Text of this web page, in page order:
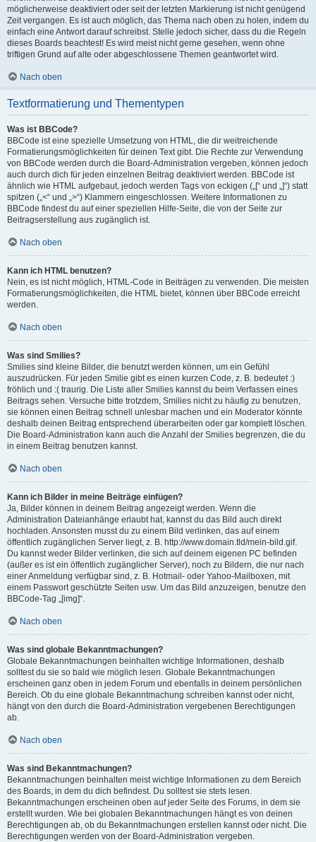
möglicherweise deaktiviert oder seit der letzten Markierung ist nicht genügend
Zeit vergangen. Es ist auch möglich, das Thema nach oben zu holen, indem du
einfach eine Antwort darauf schreibst. Stelle jedoch sicher, dass du die Regeln
dieses Boards beachtest! Es wird meist nicht gerne gesehen, wenn ohne
triftigen Grund auf alte oder abgeschlossene Themen geantwortet wird.
Nach oben
Textformatierung und Thementypen
Was ist BBCode?
BBCode ist eine spezielle Umsetzung von HTML, die dir weitreichende
Formatierungsmöglichkeiten für deinen Text gibt. Die Rechte zur Verwendung
von BBCode werden durch die Board-Administration vergeben, können jedoch
auch durch dich für jeden einzelnen Beitrag deaktiviert werden. BBCode ist
ähnlich wie HTML aufgebaut, jedoch werden Tags von eckigen („[“ und „]“) statt
spitzen („<“ und „>“) Klammern eingeschlossen. Weitere Informationen zu
BBCode findest du auf einer speziellen Hilfe-Seite, die von der Seite zur
Beitragserstellung aus zugänglich ist.
Nach oben
Kann ich HTML benutzen?
Nein, es ist nicht möglich, HTML-Code in Beiträgen zu verwenden. Die meisten
Formatierungsmöglichkeiten, die HTML bietet, können über BBCode erreicht
werden.
Nach oben
Was sind Smilies?
Smilies sind kleine Bilder, die benutzt werden können, um ein Gefühl
auszudrücken. Für jeden Smilie gibt es einen kurzen Code, z. B. bedeutet :)
fröhlich und :( traurig. Die Liste aller Smilies kannst du beim Verfassen eines
Beitrags sehen. Versuche bitte trotzdem, Smilies nicht zu häufig zu benutzen,
sie können einen Beitrag schnell unlesbar machen und ein Moderator könnte
deshalb deinen Beitrag entsprechend überarbeiten oder gar komplett löschen.
Die Board-Administration kann auch die Anzahl der Smilies begrenzen, die du
in einem Beitrag benutzen kannst.
Nach oben
Kann ich Bilder in meine Beiträge einfügen?
Ja, Bilder können in deinem Beitrag angezeigt werden. Wenn die
Administration Dateianhänge erlaubt hat, kannst du das Bild auch direkt
hochladen. Ansonsten musst du zu einem Bild verlinken, das auf einem
öffentlich zugänglichen Server liegt, z. B. http://www.domain.tld/mein-bild.gif.
Du kannst weder Bilder verlinken, die sich auf deinem eigenen PC befinden
(außer es ist ein öffentlich zugänglicher Server), noch zu Bildern, die nur nach
einer Anmeldung verfügbar sind, z. B. Hotmail- oder Yahoo-Mailboxen, mit
einem Passwort geschützte Seiten usw. Um das Bild anzuzeigen, benutze den
BBCode-Tag „[img]“.
Nach oben
Was sind globale Bekanntmachungen?
Globale Bekanntmachungen beinhalten wichtige Informationen, deshalb
solltest du sie so bald wie möglich lesen. Globale Bekanntmachungen
erscheinen ganz oben in jedem Forum und ebenfalls in deinem persönlichen
Bereich. Ob du eine globale Bekanntmachung schreiben kannst oder nicht,
hängt von den durch die Board-Administration vergebenen Berechtigungen
ab.
Nach oben
Was sind Bekanntmachungen?
Bekanntmachungen beinhalten meist wichtige Informationen zu dem Bereich
des Boards, in dem du dich befindest. Du solltest sie stets lesen.
Bekanntmachungen erscheinen oben auf jeder Seite des Forums, in dem sie
erstellt wurden. Wie bei globalen Bekanntmachungen hängt es von deinen
Berechtigungen ab, ob du Bekanntmachungen erstellen kannst oder nicht. Die
Berechtigungen werden von der Board-Administration vergeben.